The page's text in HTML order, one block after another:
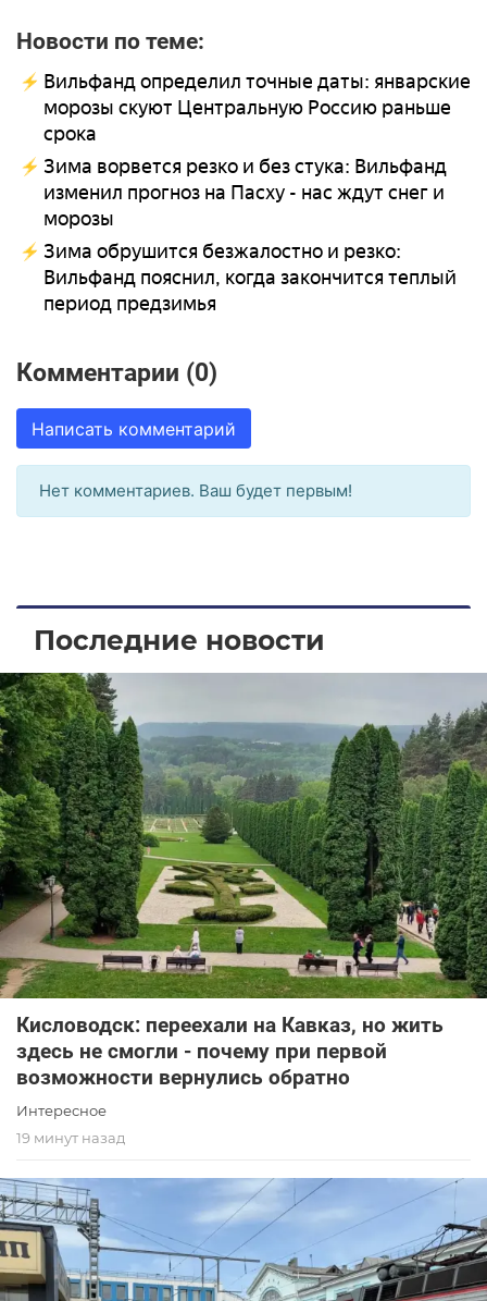
Новости по теме:
Вильфанд определил точные даты: январские
морозы скуют Центральную Россию раньше
срока
Зима ворвется резко и без стука: Вильфанд
изменил прогноз на Пасху - нас ждут снег и
морозы
Зима обрушится безжалостно и резко:
Вильфанд пояснил, когда закончится теплый
период предзимья
Комментарии (0)
Написать комментарий
Нет комментариев. Ваш будет первым!
Последние новости
Кисловодск: переехали на Кавказ, но жить
здесь не смогли - почему при первой
возможности вернулись обратно
Интересное
19 минут назад